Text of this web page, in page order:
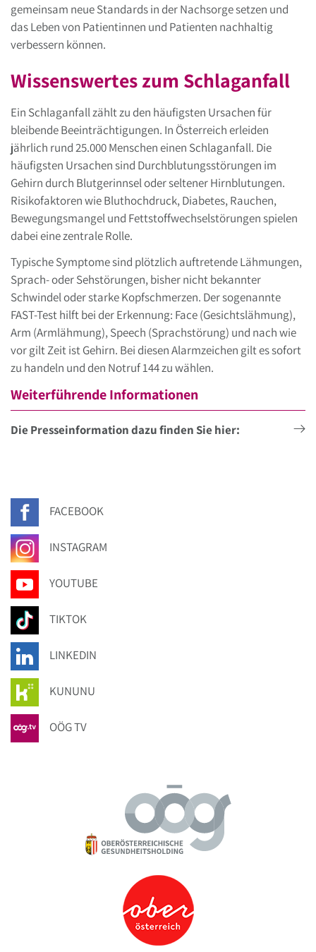
gemeinsam neue Standards in der Nachsorge setzen und
das Leben von Patientinnen und Patienten nachhaltig
verbessern können.
Wissenswertes zum Schlaganfall
Ein Schlaganfall zählt zu den häufigsten Ursachen für
bleibende Beeinträchtigungen. In Österreich erleiden
jährlich rund 25.000 Menschen einen Schlaganfall. Die
häufigsten Ursachen sind Durchblutungsstörungen im
Gehirn durch Blutgerinnsel oder seltener Hirnblutungen.
Risikofaktoren wie Bluthochdruck, Diabetes, Rauchen,
Bewegungsmangel und Fettstoffwechselstörungen spielen
dabei eine zentrale Rolle.
Typische Symptome sind plötzlich auftretende Lähmungen,
Sprach- oder Sehstörungen, bisher nicht bekannter
Schwindel oder starke Kopfschmerzen. Der sogenannte
FAST-Test hilft bei der Erkennung: Face (Gesichtslähmung),
Arm (Armlähmung), Speech (Sprachstörung) und nach wie
vor gilt Zeit ist Gehirn. Bei diesen Alarmzeichen gilt es sofort
zu handeln und den Notruf 144 zu wählen.
Weiterführende Informationen
Die Presseinformation dazu finden Sie hier:
FACEBOOK
INSTAGRAM
YOUTUBE
TIKTOK
LINKEDIN
KUNUNU
OÖG TV